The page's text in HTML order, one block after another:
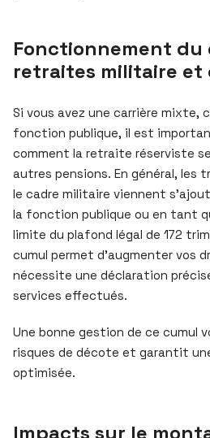
Fonctionnement du
retraites militaire et
Si vous avez une carrière mixte,
fonction publique, il est
comment la retraite réserviste
autres pensions. En général, les
le cadre militaire viennent
la fonction publique ou en tant
limite du plafond légal de 172
cumul permet d’augmenter vos
nécessite une déclaration
services effectués.
Une bonne gestion de ce cumul
risques de décote et garantit
optimisée.
Impacts sur le